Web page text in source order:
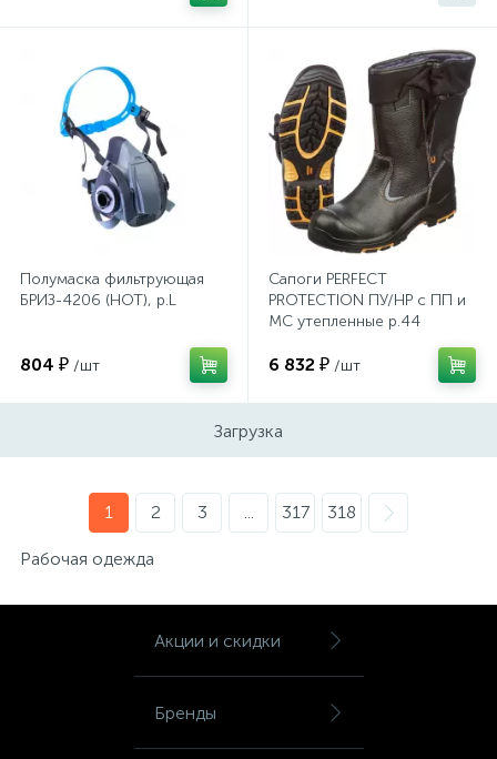
Полумаска фильтрующая
БРИЗ-4206 (НОТ), р.L
804 ₽ /шт
Сапоги PERFECT
PROTECTION ПУ/НР с ПП и
МС утепленные р.44
6 832 ₽ /шт
Загрузка
1 2 3 ... 317 318
Рабочая одежда
Акции и скидки
Бренды
Стулья и табуреты
Тележки специализированные
Тумбы
Фурнитура и комплектующие
Фурнитура к дверям
Цветочницы